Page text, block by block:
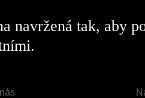
navržená tak, aby